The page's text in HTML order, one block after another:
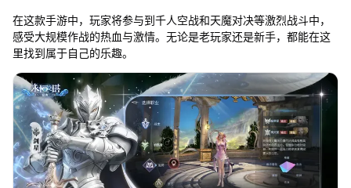
在这款手游中，玩家将参与到千人空战和天魔对决等激烈战斗中，
感受大规模作战的热血与激情。无论是老玩家还是新手，都能在这
里找到属于自己的乐趣。